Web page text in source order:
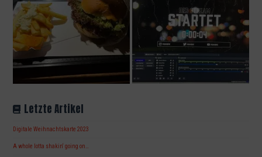
Letzte Artikel
Digitale Weihnachtskarte 2023
A whole lotta shakin‘ going on…